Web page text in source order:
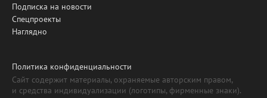
Подписка на новости
Спецпроекты
Наглядно
Политика конфиденциальности
Сайт содержит материалы, охраняемые авторским правом,
и средства индивидуализации (логотипы, фирменные знаки).